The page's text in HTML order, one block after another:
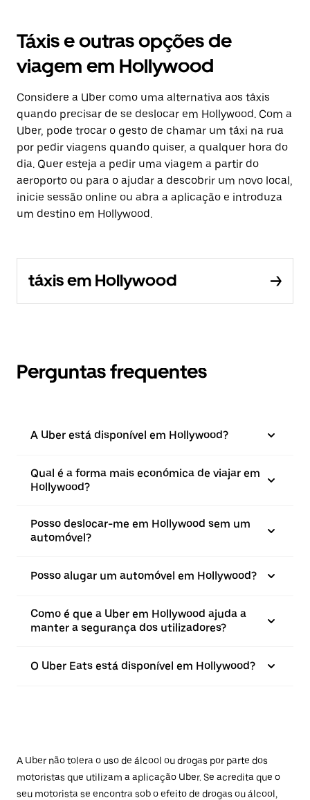
Táxis e outras opções de
viagem em Hollywood
Considere a Uber como uma alternativa aos táxis
quando precisar de se deslocar em Hollywood. Com a
Uber, pode trocar o gesto de chamar um táxi na rua
por pedir viagens quando quiser, a qualquer hora do
dia. Quer esteja a pedir uma viagem a partir do
aeroporto ou para o ajudar a descobrir um novo local,
inicie sessão online ou abra a aplicação e introduza
um destino em Hollywood.
táxis em Hollywood
Perguntas frequentes
A Uber está disponível em Hollywood?
Qual é a forma mais económica de viajar em
Hollywood?
Posso deslocar-me em Hollywood sem um
automóvel?
Posso alugar um automóvel em Hollywood?
Como é que a Uber em Hollywood ajuda a
manter a segurança dos utilizadores?
O Uber Eats está disponível em Hollywood?
A Uber não tolera o uso de álcool ou drogas por parte dos
motoristas que utilizam a aplicação Uber. Se acredita que o
seu motorista se encontra sob o efeito de drogas ou álcool,